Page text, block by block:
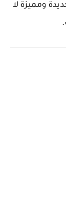
ومميزة لا